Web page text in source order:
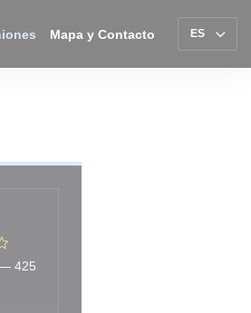
Mapa y Contacto ES
— 425